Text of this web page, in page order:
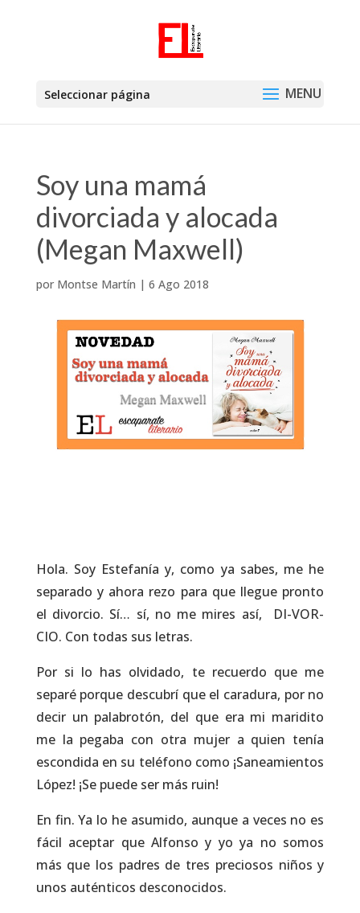
Seleccionar página
Soy una mamá
divorciada y alocada
(Megan Maxwell)
por Montse Martín | 6 Ago 2018
Hola. Soy Estefanía y, como ya sabes, me he
separado y ahora rezo para que llegue pronto
el divorcio. Sí… sí, no me mires así, DI-VOR-
CIO. Con todas sus letras.
Por si lo has olvidado, te recuerdo que me
separé porque descubrí que el caradura, por no
decir un palabrotón, del que era mi maridito
me la pegaba con otra mujer a quien tenía
escondida en su teléfono como ¡Saneamientos
López! ¡Se puede ser más ruin!
En fin. Ya lo he asumido, aunque a veces no es
fácil aceptar que Alfonso y yo ya no somos
más que los padres de tres preciosos niños y
unos auténticos desconocidos.